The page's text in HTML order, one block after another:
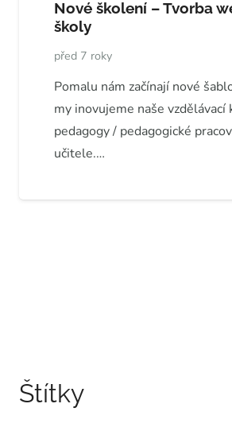
Nové školení – Tvorba
školy
před 7 roky
Pomalu nám začínají nové
my inovujeme naše vzdělávací
pedagogy / pedagogické
učitele.…
Štítky